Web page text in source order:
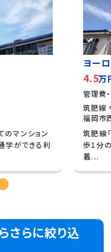
。海まで、徒
が公園で落ち
イエ
5.7
管理
筑肥
福岡
ＪＲ
向け
から
さらに絞り込